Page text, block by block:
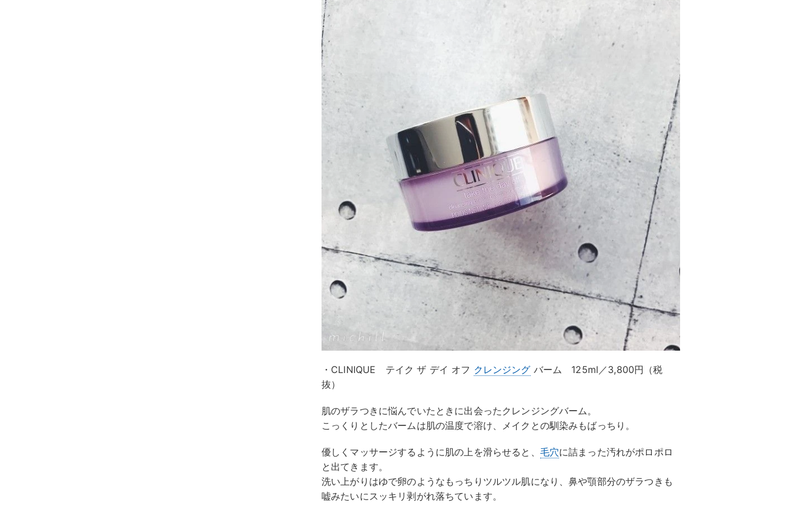
・CLINIQUE テイク ザ デイ オフ クレンジング バーム 125ml／3,800円（税
抜）
肌のザラつきに悩んでいたときに出会ったクレンジングバーム。
こっくりとしたバームは肌の温度で溶け、メイクとの馴染みもばっちり。
優しくマッサージするように肌の上を滑らせると、 毛穴に詰まった汚れがポロポロ
と出てきます。
洗い上がりはゆで卵のようなもっちりツルツル肌になり、鼻や顎部分のザラつきも
嘘みたいにスッキリ剥がれ落ちています。